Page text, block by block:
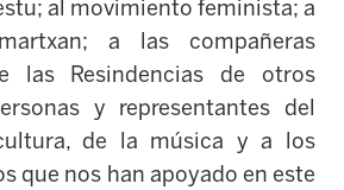
al movimiento feminista; a
a las compañeras
las Resindencias de otros
y representantes del
de la música y a los
que nos han apoyado en este